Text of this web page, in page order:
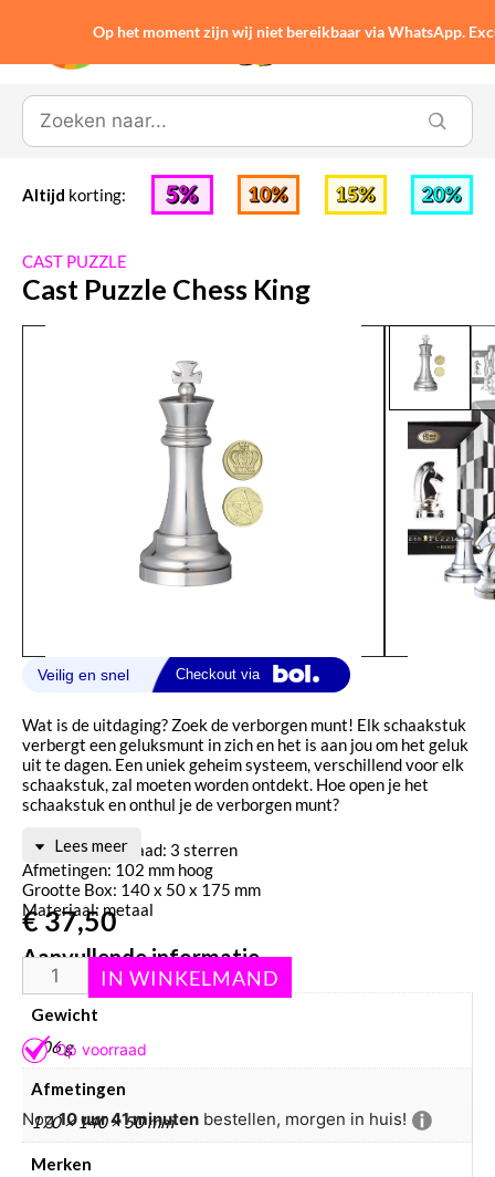
Altijd korting:
Wat is de uitdaging? Zoek de verborgen munt! Elk schaakstuk
verbergt een geluksmunt in zich en het is aan jou om het geluk
uit te dagen. Een uniek geheim systeem, verschillend voor elk
schaakstuk, zal moeten worden ontdekt. Hoe open je het
schaakstuk en onthul je de verborgen munt?
Moeilijkheidsgraad: 3 sterren
Afmetingen: 102 mm hoog
Grootte Box: 140 x 50 x 175 mm
Materiaal: metaal
Aanvullende informatie
Gewicht
306 g
Afmetingen
170 × 140 × 50 mm
Merken
Lees meer
€37,50
Nog10 uur 41 minuten bestellen, morgen in huis!
CAST PUZZLE
Cast Puzzle Chess King
Op het moment zijn wij niet bereikbaar via WhatsApp.